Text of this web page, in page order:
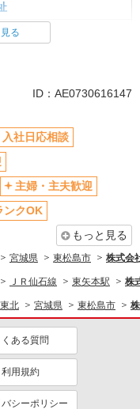
あり
る
ID：AE0730616147
入社日応相談
主婦・主夫歓迎
ンクOK
もっと見る
宮城県 東松島市 株式会
ＪＲ仙石線 東矢本駅 株
北 宮城県 東松島市
くある質問
利用規約
シーポリシー